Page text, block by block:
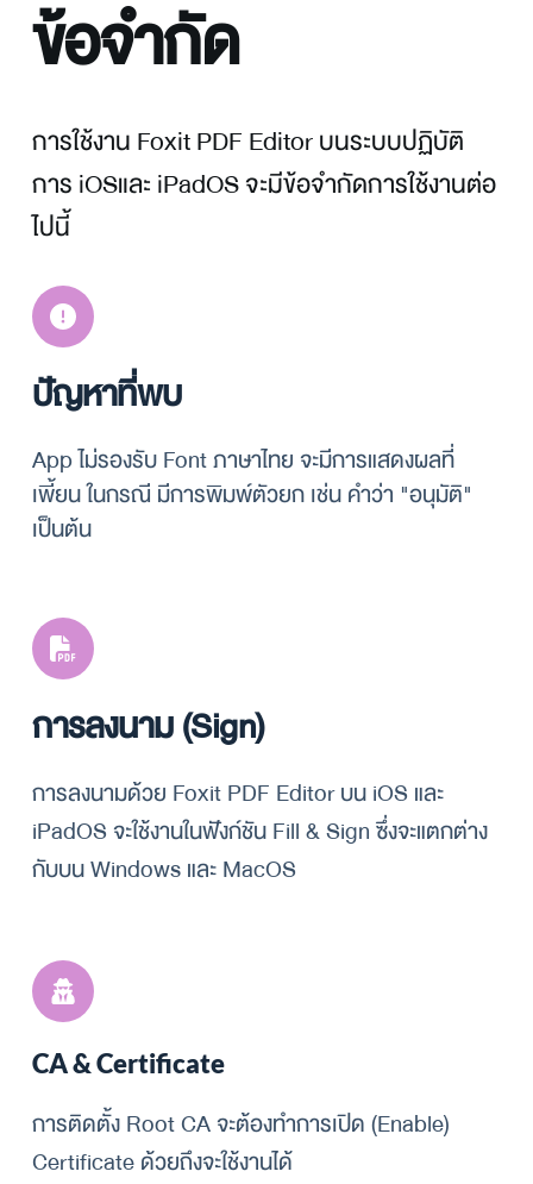
ข้อจำกัด
การใช้งาน Foxit PDF Editor บนระบบปฏิบัติ
การ iOSและ iPadOS จะมีข้อจำกัดการใช้งานต่อ
ไปนี้
ปัญหาที่พบ
App ไม่รองรับ Font ภาษาไทย จะมีการแสดงผลที่
เพี้ยน ในกรณี มีการพิมพ์ตัวยก เช่น คำว่า "อนุมัติ"
เป็นต้น
การลงนาม (Sign)
การลงนามด้วย Foxit PDF Editor บน iOS และ
iPadOS จะใช้งานในฟังก์ชัน Fill & Sign ซึ่งจะแตกต่าง
กับบน Windows และ MacOS
CA & Certificate
การติดตั้ง Root CA จะต้องทำการเปิด (Enable)
Certificate ด้วยถึงจะใช้งานได้